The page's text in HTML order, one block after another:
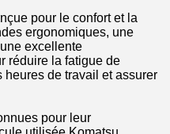
pour le confort et la
ergonomiques, une
excellente
réduire la fatigue de
heures de travail et assurer
pour leur